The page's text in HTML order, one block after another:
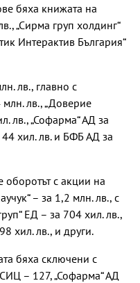
бяха книжата на
„Сирма груп холдинг“
Интерактив България“
лв., главно с
млн. лв., „Доверие
лв., „Софарма“ АД за
44 хил. лв. и БФБ АД за
с акции на
– за 1,2 млн. лв., с
ЕД – за 704 хил. лв.,
хил. лв., и други.
бяха сключени с
– 127, „Софарма“ АД